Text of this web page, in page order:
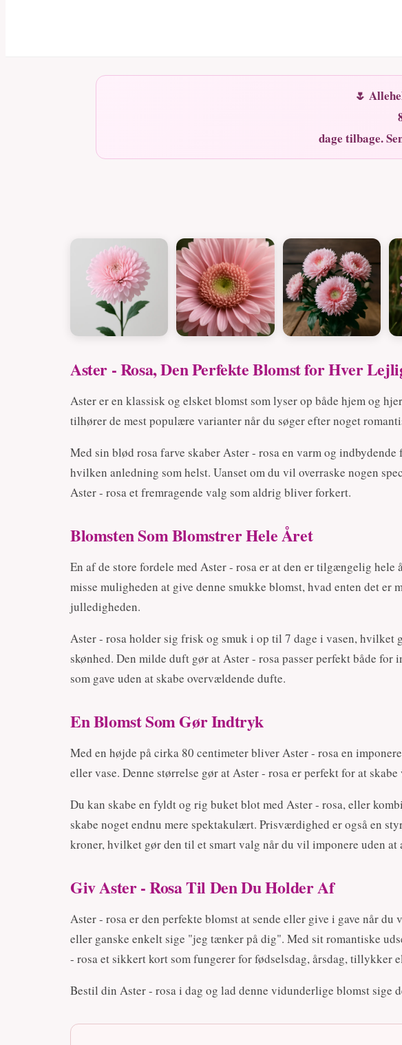
🌷
dage tilbage.
Aster - Rosa, Den Perfekte Blomst for Hver
Aster er en klassisk og elsket blomst som lyser op både hjem og
tilhører de mest populære varianter når du søger efter noget
Med sin blød rosa farve skaber Aster - rosa en varm og
hvilken anledning som helst. Uanset om du vil overraske nogen
Aster - rosa et fremragende valg som aldrig bliver forkert.
Blomsten Som Blomstrer Hele Året
En af de store fordele med Aster - rosa er at den er tilgængelig hele
misse muligheden at give denne smukke blomst, hvad enten det er
julledigheden.
Aster - rosa holder sig frisk og smuk i op til 7 dage i vasen, hvilket
skønhed. Den milde duft gør at Aster - rosa passer perfekt både for
som gave uden at skabe overvældende dufte.
En Blomst Som Gør Indtryk
Med en højde på cirka 80 centimeter bliver Aster - rosa en
eller vase. Denne størrelse gør at Aster - rosa er perfekt for at
Du kan skabe en fyldt og rig buket blot med Aster - rosa, eller
skabe noget endnu mere spektakulært. Prisværdighed er også en
kroner, hvilket gør den til et smart valg når du vil imponere uden at
Giv Aster - Rosa Til Den Du Holder Af
Aster - rosa er den perfekte blomst at sende eller give i gave når
eller ganske enkelt sige "jeg tænker på dig". Med sit romantiske
- rosa et sikkert kort som fungerer for fødselsdag, årsdag, tillykker
Bestil din Aster - rosa i dag og lad denne vidunderlige blomst sige